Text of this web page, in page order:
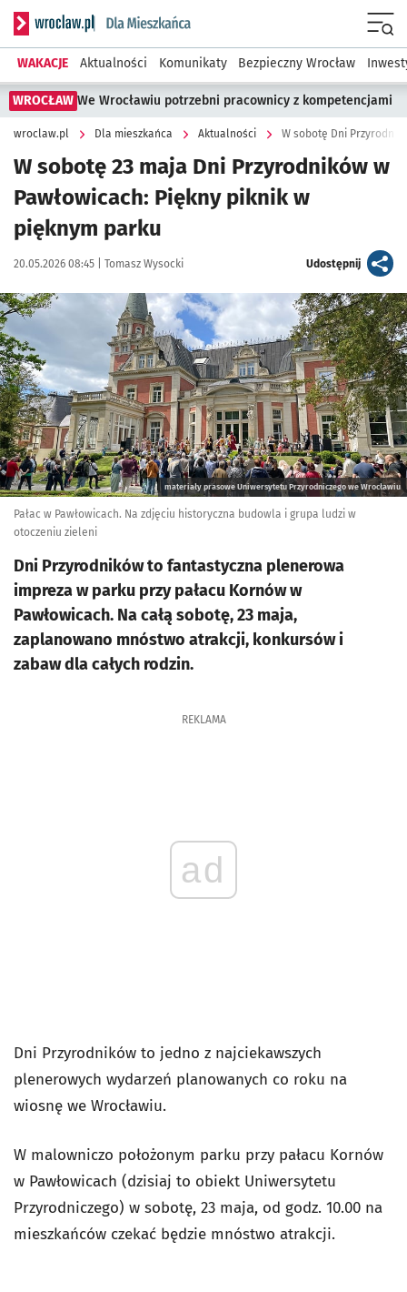
Serwis informacyjny wroclaw.pl podserwis: Dla mieszkańca
WAKACJE Aktualności Komunikaty Bezpieczny Wrocław
WROCŁAW We Wrocławiu potrzebni pracownicy z kompetencjami
wroclaw.pl Dla mieszkańca Aktualności W sobotę Dni
W sobotę 23 maja Dni Przyrodników w
Pawłowicach: Piękny piknik w
pięknym parku
Data publikacji:
20.05.2026 08:45 | Autor:
Tomasz Wysocki Udostępnijartykuł
Kliknij, aby powiększyć
materiały prasowe Uniwersytetu Przyrodniczego we Wrocławiu
Pałac w Pawłowicach. Na zdjęciu historyczna budowla i grupa ludzi w
otoczeniu zieleni
Dni Przyrodników to fantastyczna plenerowa
impreza w parku przy pałacu Kornów w
Pawłowicach. Na całą sobotę, 23 maja,
zaplanowano mnóstwo atrakcji, konkursów i
zabaw dla całych rodzin.
REKLAMA
ad
Dni Przyrodników to jedno z najciekawszych
plenerowych wydarzeń planowanych co roku na
wiosnę we Wrocławiu.
W malowniczo położonym parku przy pałacu Kornów
w Pawłowicach (dzisiaj to obiekt Uniwersytetu
Przyrodniczego) w sobotę, 23 maja, od godz. 10.00 na
mieszkańców czekać będzie mnóstwo atrakcji.